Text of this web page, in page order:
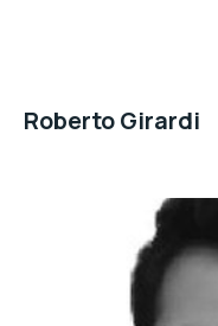
Roberto Girardi